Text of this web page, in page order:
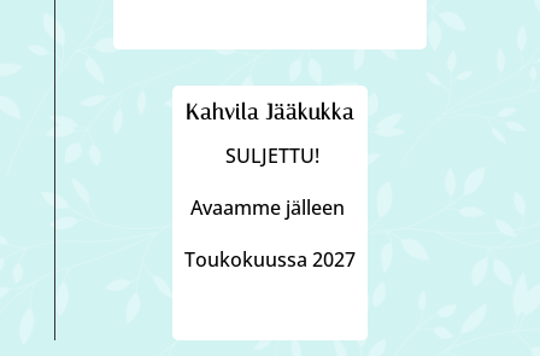
Kahvila Jääkukka
SULJETTU!
Avaamme jälleen
Toukokuussa 2027